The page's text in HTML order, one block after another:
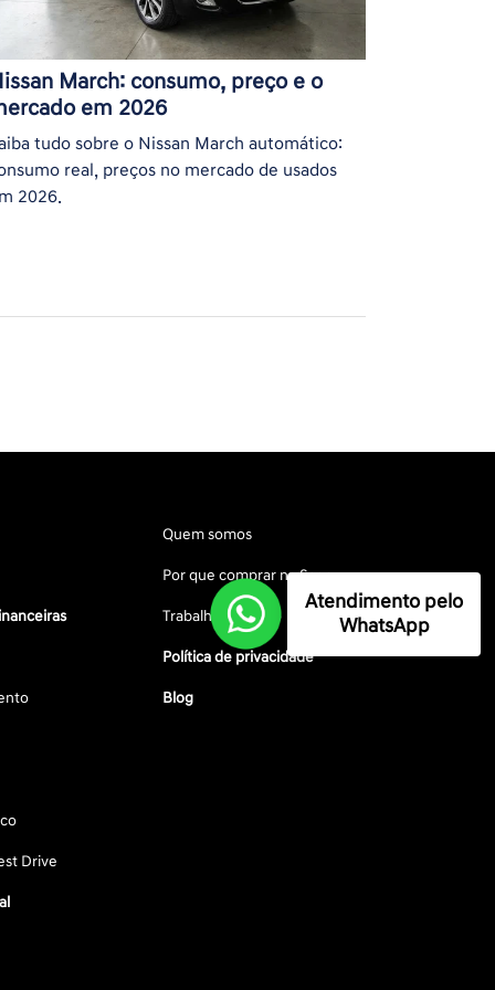
March: consumo, preço e o
em 2026
tudo sobre o Nissan March automático:
real, preços no mercado de usados
2026.
Drive
Quem somos
Por que comprar na Saga
Trabalhe conosco
Política de privacidade
Blog
Atendimento pelo
WhatsApp